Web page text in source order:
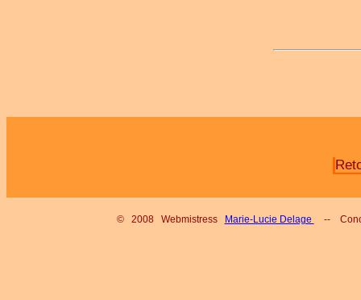
© 2008 Webmistress Marie-Lucie Delage --